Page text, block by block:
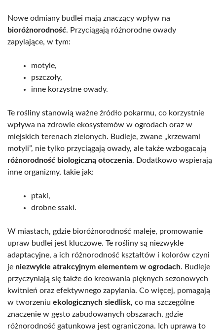
Nowe odmiany budlei mają znaczący wpływ na
bioróżnorodność. Przyciągają różnorodne owady
zapylające, w tym:
motyle,
pszczoły,
inne korzystne owady.
Te rośliny stanowią ważne źródło pokarmu, co korzystnie
wpływa na zdrowie ekosystemów w ogrodach oraz w
miejskich terenach zielonych. Budleje, zwane „krzewami
motyli”, nie tylko przyciągają owady, ale także wzbogacają
różnorodność biologiczną otoczenia. Dodatkowo wspierają
inne organizmy, takie jak:
ptaki,
drobne ssaki.
W miastach, gdzie bioróżnorodność maleje, promowanie
upraw budlei jest kluczowe. Te rośliny są niezwykle
adaptacyjne, a ich różnorodność kształtów i kolorów czyni
je niezwykle atrakcyjnym elementem w ogrodach. Budleje
przyczyniają się także do kreowania pięknych sezonowych
kwitnień oraz efektywnego zapylania. Co więcej, pomagają
w tworzeniu ekologicznych siedlisk, co ma szczególne
znaczenie w gęsto zabudowanych obszarach, gdzie
różnorodność gatunkowa jest ograniczona. Ich uprawa to